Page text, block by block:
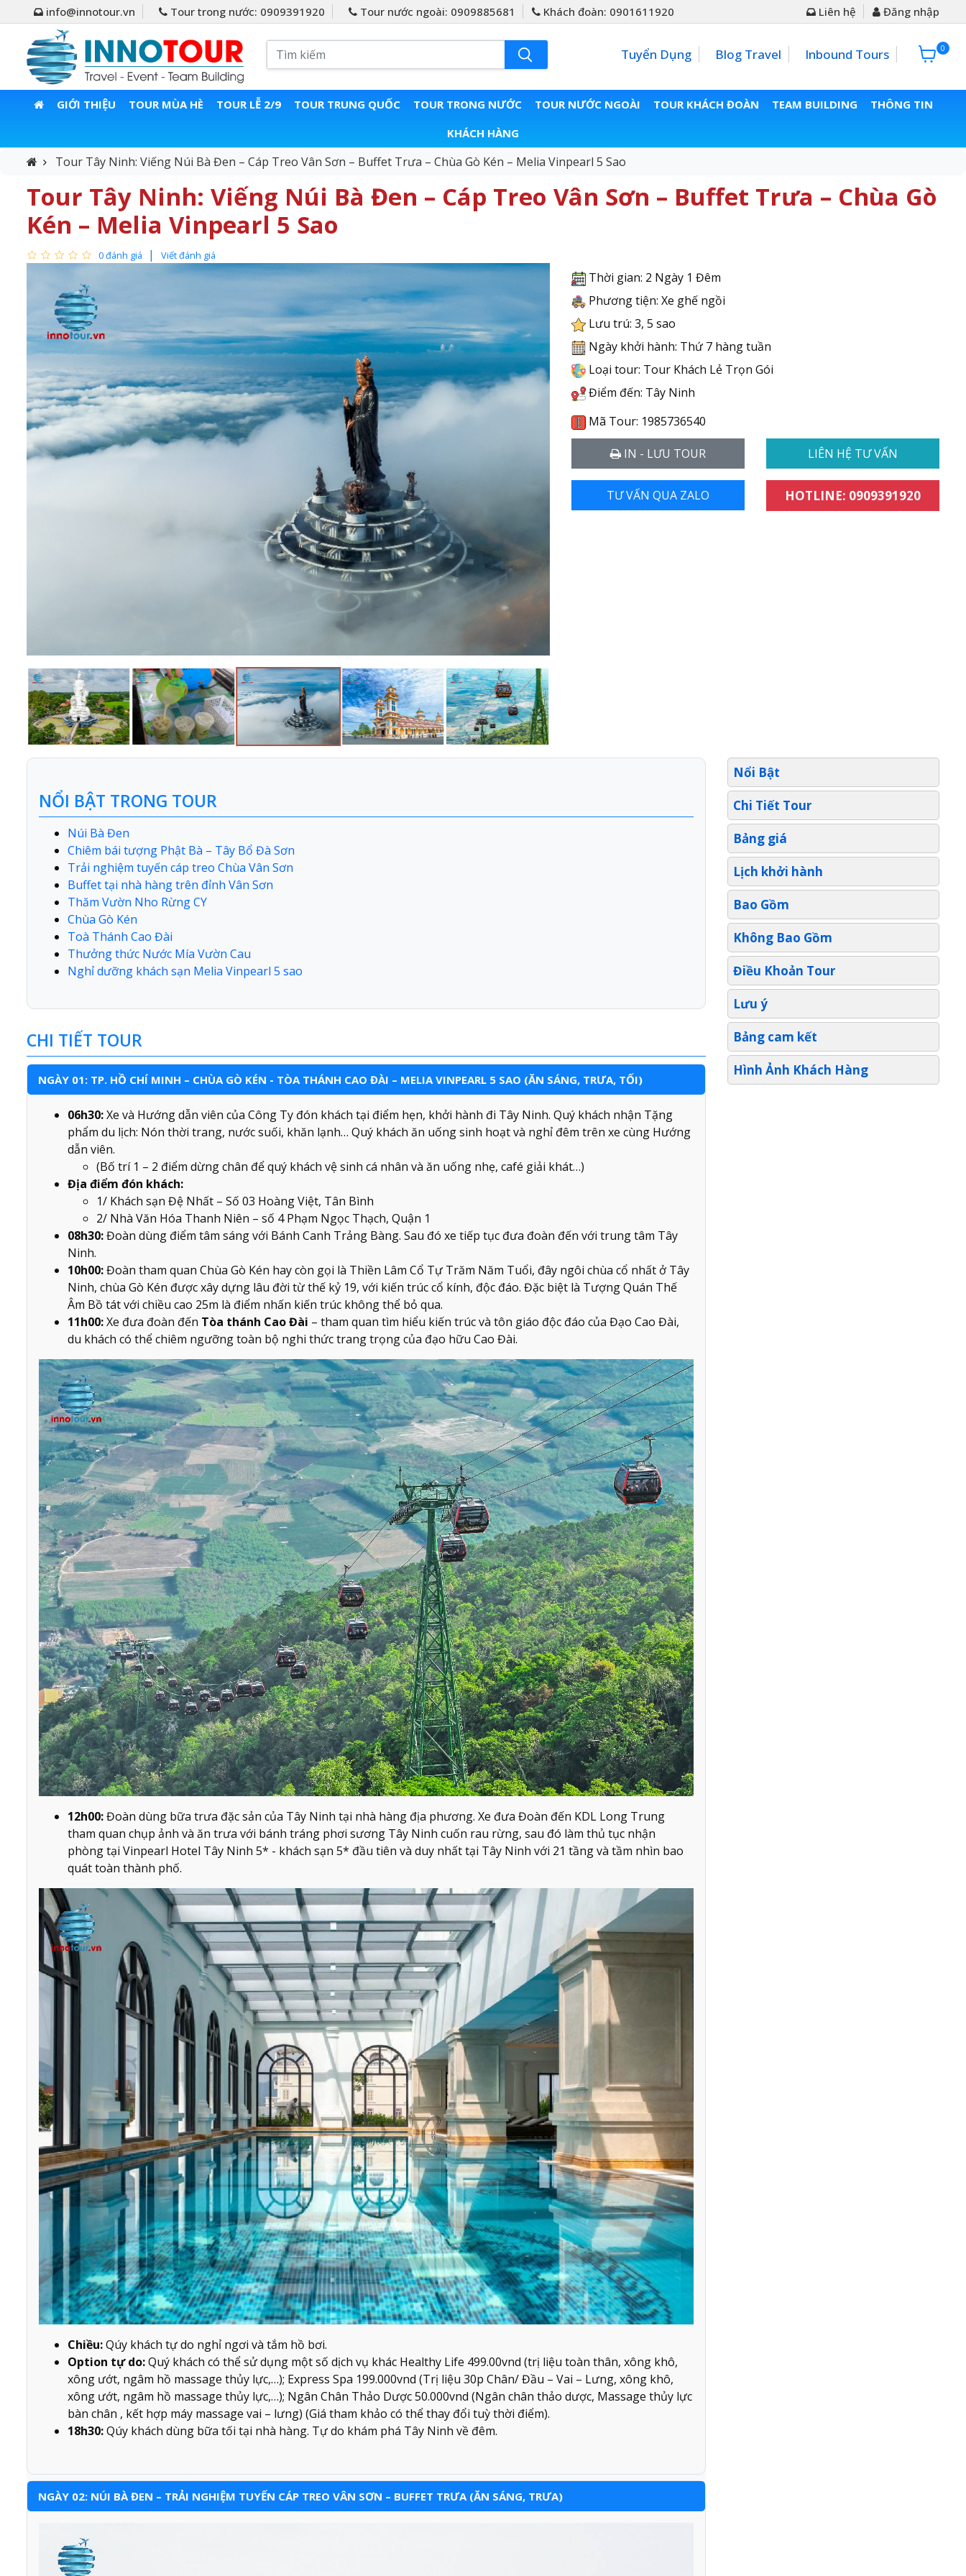
info@innotour.vn Tour trong nước: 0909391920 Tour nước ngoài: 0909885681 Khách đoàn: 0901611920 Liên hệ Đăng nhập
Tuyển Dụng Blog Travel Inbound Tours 0 0đ
GIỚI THIỆU TOUR MÙA HÈ TOUR LỄ 2/9 TOUR TRUNG QUỐC TOUR TRONG NƯỚC TOUR NƯỚC NGOÀI TOUR KHÁCH ĐOÀN TEAM BUILDING
THÔNG TIN
KHÁCH HÀNG
Tour Tây Ninh: Viếng Núi Bà Đen – Cáp Treo Vân Sơn – Buffet Trưa – Chùa Gò Kén – Melia Vinpearl 5 Sao
Tour Tây Ninh: Viếng Núi Bà Đen – Cáp Treo Vân Sơn – Buffet Trưa – Chùa Gò
Kén – Melia Vinpearl 5 Sao
0 đánh giá Viết đánh giá
Thời gian: 2 Ngày 1 Đêm
Phương tiện: Xe ghế ngồi
Lưu trú: 3, 5 sao
Ngày khởi hành: Thứ 7 hàng tuần
Loại tour: Tour Khách Lẻ Trọn Gói
Điểm đến: Tây Ninh
Mã Tour: 1985736540
IN - LƯU TOUR LIÊN HỆ TƯ VẤN
TƯ VẤN QUA ZALO HOTLINE: 0909391920
NỔI BẬT TRONG TOUR
Núi Bà Đen
Chiêm bái tượng Phật Bà – Tây Bổ Đà Sơn
Trải nghiệm tuyến cáp treo Chùa Vân Sơn
Buffet tại nhà hàng trên đỉnh Vân Sơn
Thăm Vườn Nho Rừng CY
Chùa Gò Kén
Toà Thánh Cao Đài
Thưởng thức Nước Mía Vườn Cau
Nghỉ dưỡng khách sạn Melia Vinpearl 5 sao
CHI TIẾT TOUR
NGÀY 01: TP. HỒ CHÍ MINH – CHÙA GÒ KÉN - TÒA THÁNH CAO ĐÀI – MELIA VINPEARL 5 SAO (ĂN SÁNG, TRƯA, TỐI)
06h30:Xe và Hướng dẫn viên của Công Ty đón khách tại điểm hẹn, khởi hành đi Tây Ninh. Quý khách nhận Tặng
phẩm du lịch: Nón thời trang, nước suối, khăn lạnh… Quý khách ăn uống sinh hoạt và nghỉ đêm trên xe cùng Hướng
dẫn viên.
(Bố trí 1 – 2 điểm dừng chân để quý khách vệ sinh cá nhân và ăn uống nhẹ, café giải khát…)
Địa điểm đón khách:
1/ Khách sạn Đệ Nhất – Số 03 Hoàng Việt, Tân Bình
2/ Nhà Văn Hóa Thanh Niên – số 4 Phạm Ngọc Thạch, Quận 1
08h30:Đoàn dùng điểm tâm sáng với Bánh Canh Trảng Bàng. Sau đó xe tiếp tục đưa đoàn đến với trung tâm Tây
Ninh.
10h00:Đoàn tham quan Chùa Gò Kén hay còn gọi là Thiền Lâm Cổ Tự Trăm Năm Tuổi, đây ngôi chùa cổ nhất ở Tây
Ninh, chùa Gò Kén được xây dựng lâu đời từ thế kỷ 19, với kiến trúc cổ kính, độc đáo. Đặc biệt là Tượng Quán Thế
Âm Bồ tát với chiều cao 25m là điểm nhấn kiến trúc không thể bỏ qua.
11h00:Xe đưa đoàn đến Tòa thánh Cao Đài – tham quan tìm hiểu kiến trúc và tôn giáo độc đáo của Đạo Cao Đài,
du khách có thể chiêm ngưỡng toàn bộ nghi thức trang trọng của đạo hữu Cao Đài.
12h00:Đoàn dùng bữa trưa đặc sản của Tây Ninh tại nhà hàng địa phương. Xe đưa Đoàn đến KDL Long Trung
tham quan chụp ảnh và ăn trưa với bánh tráng phơi sương Tây Ninh cuốn rau rừng, sau đó làm thủ tục nhận
phòng tại Vinpearl Hotel Tây Ninh 5* - khách sạn 5* đầu tiên và duy nhất tại Tây Ninh với 21 tầng và tầm nhìn bao
quát toàn thành phố.
Chiều:Qúy khách tự do nghỉ ngơi và tắm hồ bơi.
Option tự do:Quý khách có thể sử dụng một số dịch vụ khác Healthy Life 499.00vnd (trị liệu toàn thân, xông khô,
xông ướt, ngâm hồ massage thủy lực,…); Express Spa 199.000vnd (Trị liệu 30p Chân/ Đầu – Vai – Lưng, xông khô,
xông ướt, ngâm hồ massage thủy lực,…); Ngân Chân Thảo Dược 50.000vnd (Ngân chân thảo dược, Massage thủy lực
bàn chân , kết hợp máy massage vai – lưng) (Giá tham khảo có thể thay đổi tuỳ thời điểm).
18h30:Qúy khách dùng bữa tối tại nhà hàng. Tự do khám phá Tây Ninh về đêm.
NGÀY 02: NÚI BÀ ĐEN – TRẢI NGHIỆM TUYẾN CÁP TREO VÂN SƠN – BUFFET TRƯA (ĂN SÁNG, TRƯA)
Nổi Bật
Chi Tiết Tour
Bảng giá
Lịch khởi hành
Bao Gồm
Không Bao Gồm
Điều Khoản Tour
Lưu ý
Bảng cam kết
Hình Ảnh Khách Hàng